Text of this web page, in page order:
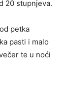
20 stupnjeva.
petka
pasti i malo
te u noći